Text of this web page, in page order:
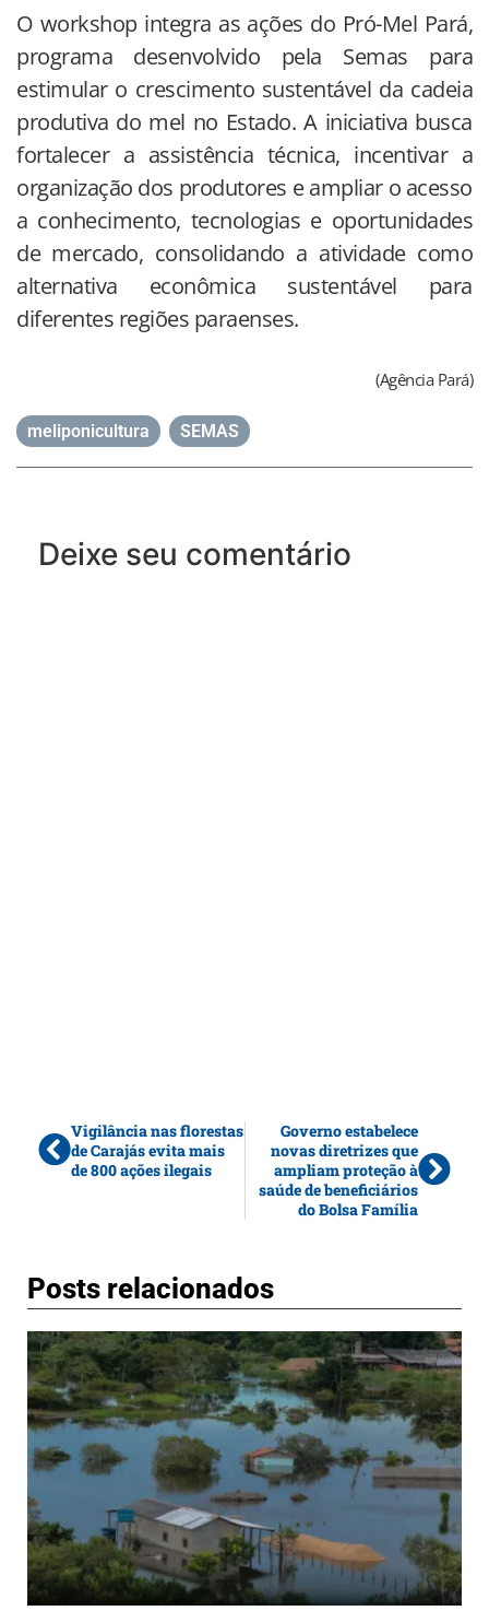
O workshop integra as ações do Pró-Mel Pará,
programa desenvolvido pela Semas para
estimular o crescimento sustentável da cadeia
produtiva do mel no Estado. A iniciativa busca
fortalecer a assistência técnica, incentivar a
organização dos produtores e ampliar o acesso
a conhecimento, tecnologias e oportunidades
de mercado, consolidando a atividade como
alternativa econômica sustentável para
diferentes regiões paraenses.
(Agência Pará)
meliponicultura SEMAS
Deixe seu comentário
Vigilância nas florestas
de Carajás evita mais
de 800 ações ilegais
Governo estabelece
novas diretrizes que
ampliam proteção à
saúde de beneficiários
do Bolsa Família
Posts relacionados